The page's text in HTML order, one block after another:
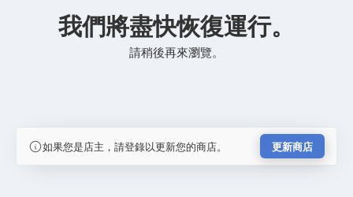
我們將盡快恢復運行。
請稍後再來瀏覽。
如果您是店主，請登錄以更新您的商店。 更新商店